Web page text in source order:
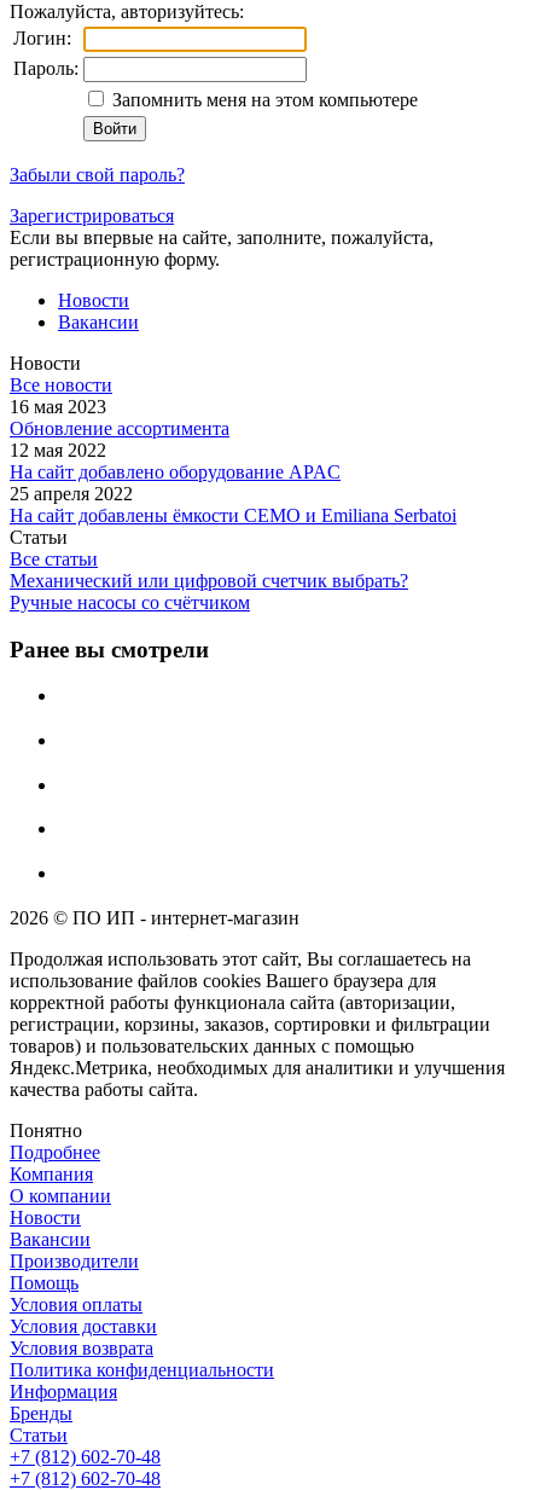
Пожалуйста, авторизуйтесь:
Логин:
Пароль:
Запомнить меня на этом компьютере
Забыли свой пароль?
Зарегистрироваться
Если вы впервые на сайте, заполните, пожалуйста,
регистрационную форму.
Новости
Вакансии
Новости
Все новости
16 мая 2023
Обновление ассортимента
12 мая 2022
На сайт добавлено оборудование APAC
25 апреля 2022
На сайт добавлены ёмкости CEMO и Emiliana Serbatoi
Статьи
Все статьи
Механический или цифровой счетчик выбрать?
Ручные насосы со счётчиком
Ранее вы смотрели
2026 © ПО ИП - интернет-магазин
Продолжая использовать этот сайт, Вы соглашаетесь на
использование файлов cookies Вашего браузера для
корректной работы функционала сайта (авторизации,
регистрации, корзины, заказов, сортировки и фильтрации
товаров) и пользовательских данных с помощью
Яндекс.Метрика, необходимых для аналитики и улучшения
качества работы сайта.
Понятно
Подробнее
Компания
О компании
Новости
Вакансии
Производители
Помощь
Условия оплаты
Условия доставки
Условия возврата
Политика конфиденциальности
Информация
Бренды
Статьи
+7 (812) 602-70-48
+7 (812) 602-70-48